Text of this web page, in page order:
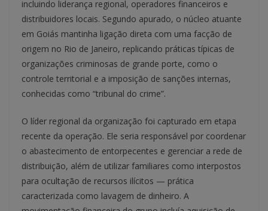
incluindo liderança regional, operadores financeiros e
distribuidores locais. Segundo apurado, o núcleo atuante
em Goiás mantinha ligação direta com uma facção de
origem no Rio de Janeiro, replicando práticas típicas de
organizações criminosas de grande porte, como o
controle territorial e a imposição de sanções internas,
conhecidas como “tribunal do crime”.
O líder regional da organização foi capturado em etapa
recente da operação. Ele seria responsável por coordenar
o abastecimento de entorpecentes e gerenciar a rede de
distribuição, além de utilizar familiares como interpostos
para ocultação de recursos ilícitos — prática
caracterizada como lavagem de dinheiro. A